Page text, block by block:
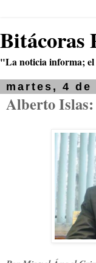
Bitácoras
"La noticia informa; el
martes, 4 de
Alberto Islas: